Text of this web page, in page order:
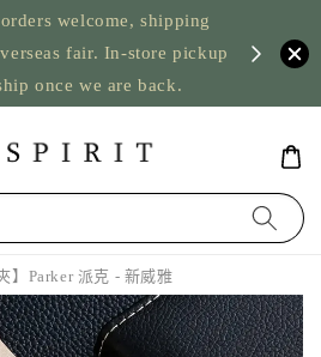
welcome, shipping
fair. In-store pickup
once we are back.
US
】Parker 派克 - 新威雅